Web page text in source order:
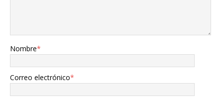
Nombre*
Correo electrónico*